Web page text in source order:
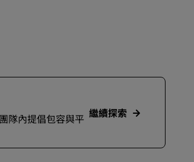
隊內提倡包容與平 繼續探索